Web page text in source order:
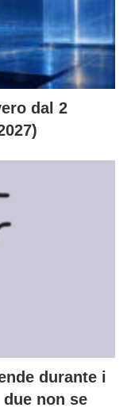
dal 2
durante i
non se